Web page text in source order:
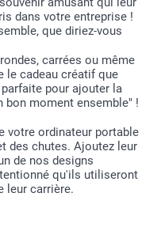
dans votre entreprise !
que diriez-vous
carrées ou même
le cadeau créatif que
pour ajouter la
moment ensemble" !
votre ordinateur portable
des chutes. Ajoutez leur
de nos designs
qu'ils utiliseront
leur carrière.